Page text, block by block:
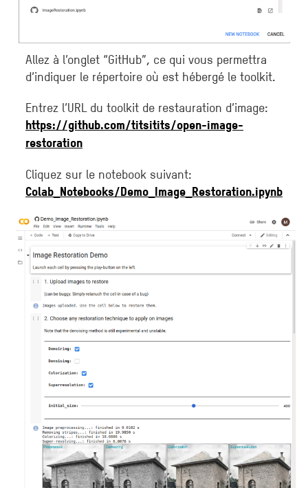
Allez à l’onglet “GitHub”, ce qui vous permettra
d’indiquer le répertoire où est hébergé le toolkit.
Entrez l’URL du toolkit de restauration d’image:
https://github.com/titsitits/open-image-
restoration
Cliquez sur le notebook suivant:
Colab_Notebooks/Demo_Image_Restoration.ipynb